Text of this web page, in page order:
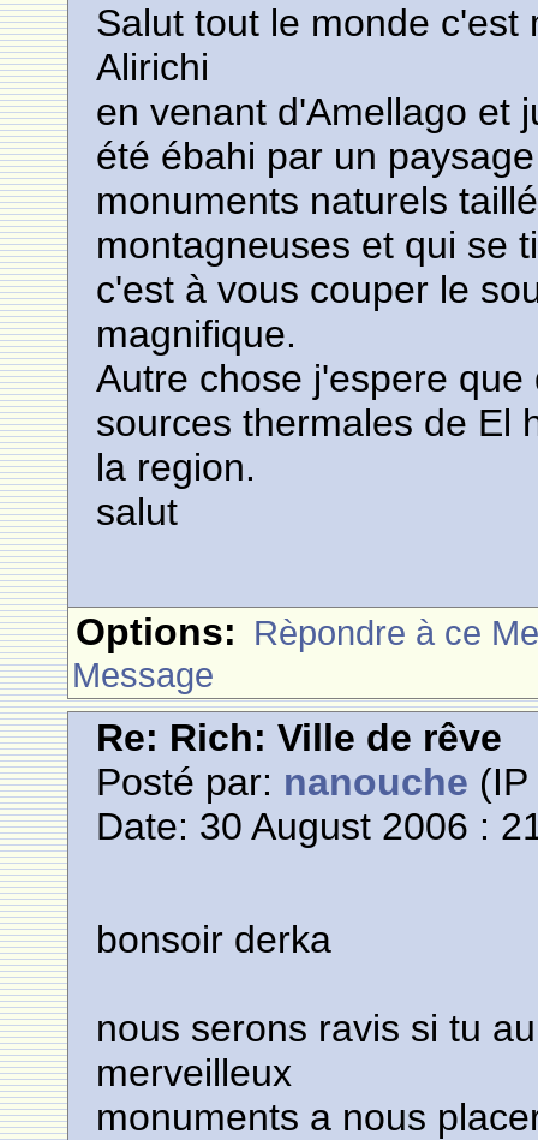
Salut tout le monde
Alirichi
en venant d'Amellago et
été ébahi par un
monuments naturels
montagneuses et qui se
c'est à vous couper le
magnifique.
Autre chose j'espere
sources thermales de El
la region.
salut
Options: Rèpondre à ce
Message
Re: Rich: Ville de rêve
Posté par: nanouche
Date: 30 August 2006 :
bonsoir derka
nous serons ravis si tu
merveilleux
monuments a nous